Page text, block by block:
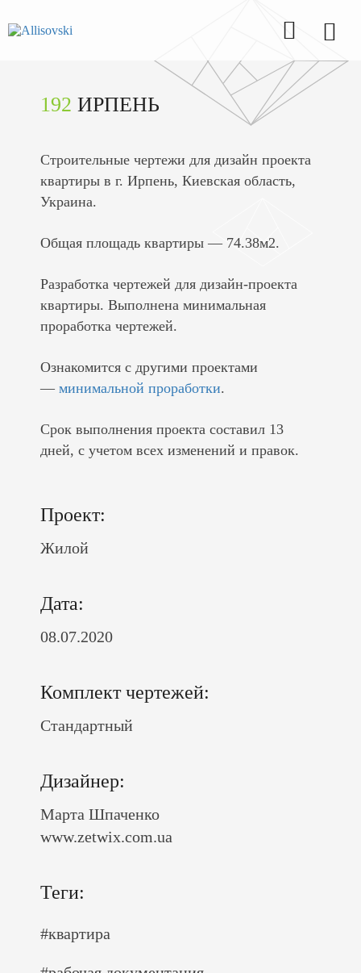
192 ИРПЕНЬ
Строительные чертежи для дизайн проекта
квартиры в г. Ирпень, Киевская область,
Украина.
Общая площадь квартиры — 74.38м2.
Разработка чертежей для дизайн-проекта
квартиры. Выполнена минимальная
проработка чертежей.
Ознакомится с другими проектами
— минимальной проработки.
Срок выполнения проекта составил 13
дней, с учетом всех изменений и правок.
Проект:
Жилой
Дата:
08.07.2020
Комплект чертежей:
Стандартный
Дизайнер:
Марта Шпаченко
www.zetwix.com.ua
Теги:
#квартира